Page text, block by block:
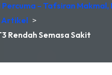
– Tafsiran
Artikel >
Rendah Semasa Sakit